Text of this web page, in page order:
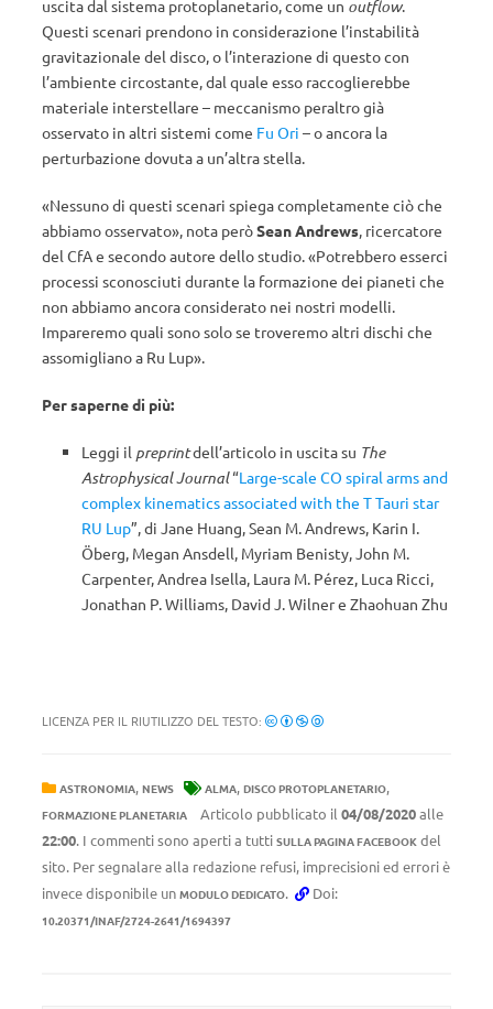
uscita dal sistema protoplanetario, come un outflow.
Questi scenari prendono in considerazione l’instabilità
gravitazionale del disco, o l’interazione di questo con
l’ambiente circostante, dal quale esso raccoglierebbe
materiale interstellare – meccanismo peraltro già
osservato in altri sistemi come Fu Ori – o ancora la
perturbazione dovuta a un’altra stella.
«Nessuno di questi scenari spiega completamente ciò che
abbiamo osservato», nota peròSean Andrews, ricercatore
del CfA e secondo autore dello studio. «Potrebbero esserci
processi sconosciuti durante la formazione dei pianeti che
non abbiamo ancora considerato nei nostri modelli.
Impareremo quali sono solo se troveremo altri dischi che
assomigliano a Ru Lup».
Per saperne di più:
Leggi il preprintdell’articolo in uscita su The
Astrophysical Journal“Large-scale CO spiral arms and
complex kinematics associated with the T Tauri star
RU Lup”, di Jane Huang, Sean M. Andrews, Karin I.
Öberg, Megan Ansdell, Myriam Benisty, John M.
Carpenter, Andrea Isella, Laura M. Pérez, Luca Ricci,
Jonathan P. Williams, David J. Wilner e Zhaohuan Zhu
LICENZA PER IL RIUTILIZZO DEL TESTO:
ASTRONOMIA, NEWS ALMA, DISCO PROTOPLANETARIO,
FORMAZIONE PLANETARIA Articolo pubblicato il 04/08/2020alle
22:00. I commenti sono aperti a tutti SULLA PAGINA FACEBOOK del
sito. Per segnalare alla redazione refusi, imprecisioni ed errori è
invece disponibile un MODULO DEDICATO. Doi:
10.20371/INAF/2724-2641/1694397